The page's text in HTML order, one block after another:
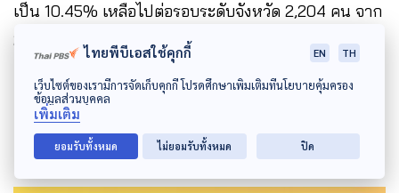
เป็น 10.45% เหลือไปต่อรอบระดับจังหวัด 2,204 คน จาก
23,645 คน คิดเป็น 9.32% (หรือโดยรวมลดลง 1.13%)
ตกรอบเพราะเลือกไขว้ไม่ได้ : 11 คน
จาก 8 อำเภอ
ไทยพีบีเอสใช้คุกกี้ EN TH
เว็บไซต์ของเรามีการจัดเก็บคุกกี้ โปรดศึกษาเพิ่มเติมที่นโยบายคุ้มครอง
ข้อมูลส่วนบุคคล
เพิ่มเติม
ยอมรับทั้งหมด ไม่ยอมรับทั้งหมด ปิด